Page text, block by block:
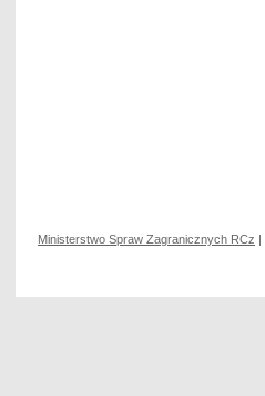
Ministerstwo Spraw Zagranicznych RCz |